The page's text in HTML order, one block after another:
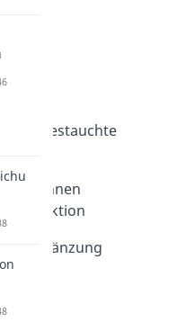
und gestauchte
berechnen
Funktion
Ergänzung